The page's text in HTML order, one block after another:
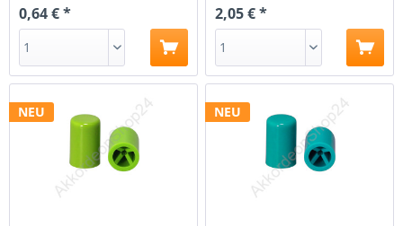
0,64 € * 2,05 € *
NEU NEU